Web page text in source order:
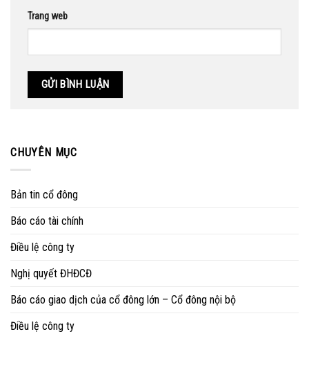
Trang web
CHUYÊN MỤC
Bản tin cổ đông
Báo cáo tài chính
Điều lệ công ty
Nghị quyết ĐHĐCĐ
Báo cáo giao dịch của cổ đông lớn – Cổ đông nội bộ
Điều lệ công ty